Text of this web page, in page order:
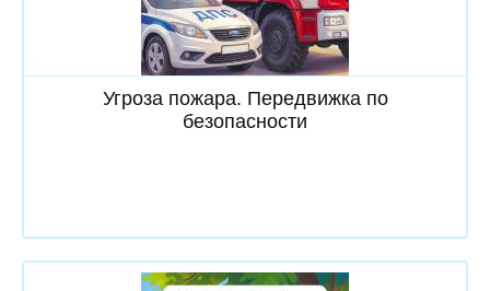
Скачать
Угроза пожара. Передвижка по
безопасности